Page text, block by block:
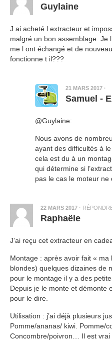
Guylaine
J ai acheté l extracteur et
malgré un bon assemblage. Je
me l ont échangé et de
fonctionne t il???
21 MARS 2017 ·
Samuel -
@Guylaine:
Nous avons de
ayant des difficultés à
cela est du à un
qui détermine si
pas le cas le moteur ne
22 MARS 2017 ·
Raphaële
J’ai reçu cet extracteur en
Montage : après avoir fait «
blondes) quelques dizaines de
pour le montage il y a des
Depuis je le monte et démonte
pour le dire.
Utilisation : j’ai déjà plusieurs
Pomme/ananas/ kiwi. Pomme/
Concombre/poivron… Il est vrai